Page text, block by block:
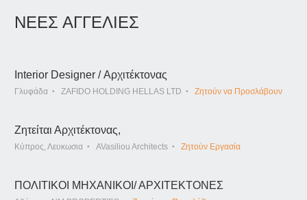
ΝΕΕΣ ΑΓΓΕΛΙΕΣ
Interior Designer / Αρχιτέκτονας
Γλυφάδα ZAFIDO HOLDING HELLAS LTD Ζητούν να Προσλάβουν
Ζητείται Αρχιτέκτονας,
Κύπρος, Λευκωσια AVasiliou Architects Ζητούν Εργασία
ΠΟΛΙΤΙΚΟΙ ΜΗΧΑΝΙΚΟΙ/ ΑΡΧΙΤΕΚΤΟΝΕΣ